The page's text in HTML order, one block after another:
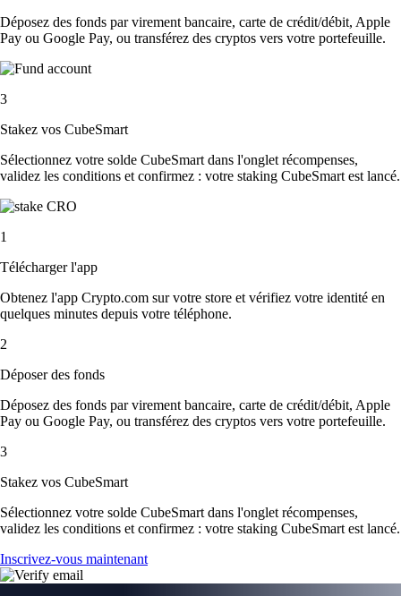
Déposez des fonds par virement bancaire, carte de crédit/débit, Apple
Pay ou Google Pay, ou transférez des cryptos vers votre portefeuille.
3
Stakez vos CubeSmart
Sélectionnez votre solde CubeSmart dans l'onglet récompenses,
validez les conditions et confirmez : votre staking CubeSmart est lancé.
1
Télécharger l'app
Obtenez l'app Crypto.com sur votre store et vérifiez votre identité en
quelques minutes depuis votre téléphone.
2
Déposer des fonds
Déposez des fonds par virement bancaire, carte de crédit/débit, Apple
Pay ou Google Pay, ou transférez des cryptos vers votre portefeuille.
3
Stakez vos CubeSmart
Sélectionnez votre solde CubeSmart dans l'onglet récompenses,
validez les conditions et confirmez : votre staking CubeSmart est lancé.
Inscrivez-vous maintenant